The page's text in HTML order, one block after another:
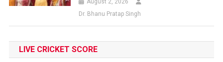
August 2, 2026
Dr. Bhanu Pratap Singh
LIVE CRICKET SCORE